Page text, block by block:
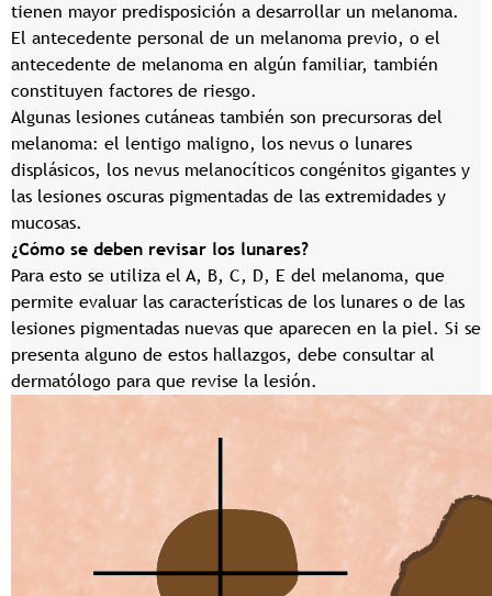
tienen mayor predisposición a desarrollar un melanoma.
El antecedente personal de un melanoma previo, o el
antecedente de melanoma en algún familiar, también
constituyen factores de riesgo.
Algunas lesiones cutáneas también son precursoras del
melanoma: el lentigo maligno, los nevus o lunares
displásicos, los nevus melanocíticos congénitos gigantes y
las lesiones oscuras pigmentadas de las extremidades y
mucosas.
¿Cómo se deben revisar los lunares?
Para esto se utiliza el A, B, C, D, E del melanoma, que
permite evaluar las características de los lunares o de las
lesiones pigmentadas nuevas que aparecen en la piel. Si se
presenta alguno de estos hallazgos, debe consultar al
dermatólogo para que revise la lesión.